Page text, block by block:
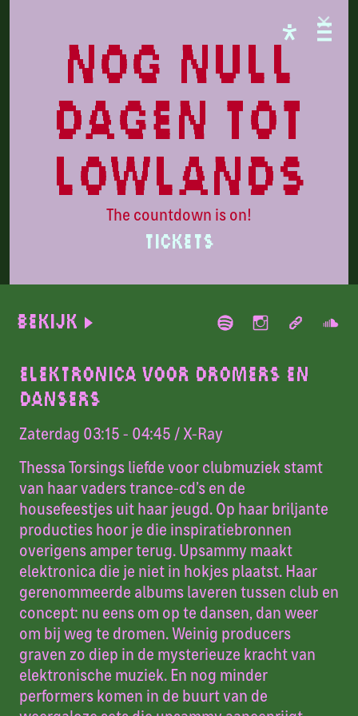
nog null
dagen tot
lowlands
The countdown is on!
TICKETS
upsammy
Bekijk
ELEKTRONICA VOOR DROMERS EN
DANSERS
Zaterdag 03:15 - 04:45 / X-Ray
Thessa Torsings liefde voor clubmuziek stamt
van haar vaders trance-cd’s en de
housefeestjes uit haar jeugd. Op haar briljante
producties hoor je die inspiratiebronnen
overigens amper terug. Upsammy maakt
elektronica die je niet in hokjes plaatst. Haar
gerenommeerde albums laveren tussen club en
concept: nu eens om op te dansen, dan weer
om bij weg te dromen. Weinig producers
graven zo diep in de mysterieuze kracht van
elektronische muziek. En nog minder
performers komen in de buurt van de